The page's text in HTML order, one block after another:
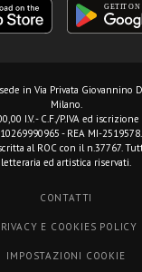
in Via Privata Giovannino
Milano.
I.V. - C.F./P.IVA ed
- REA MI-2519578.
al ROC con il n.37767.
letteraria ed artistica riservati.
CONTATTI
E COOKIES POLICY
IMPOSTAZIONI COOKIE